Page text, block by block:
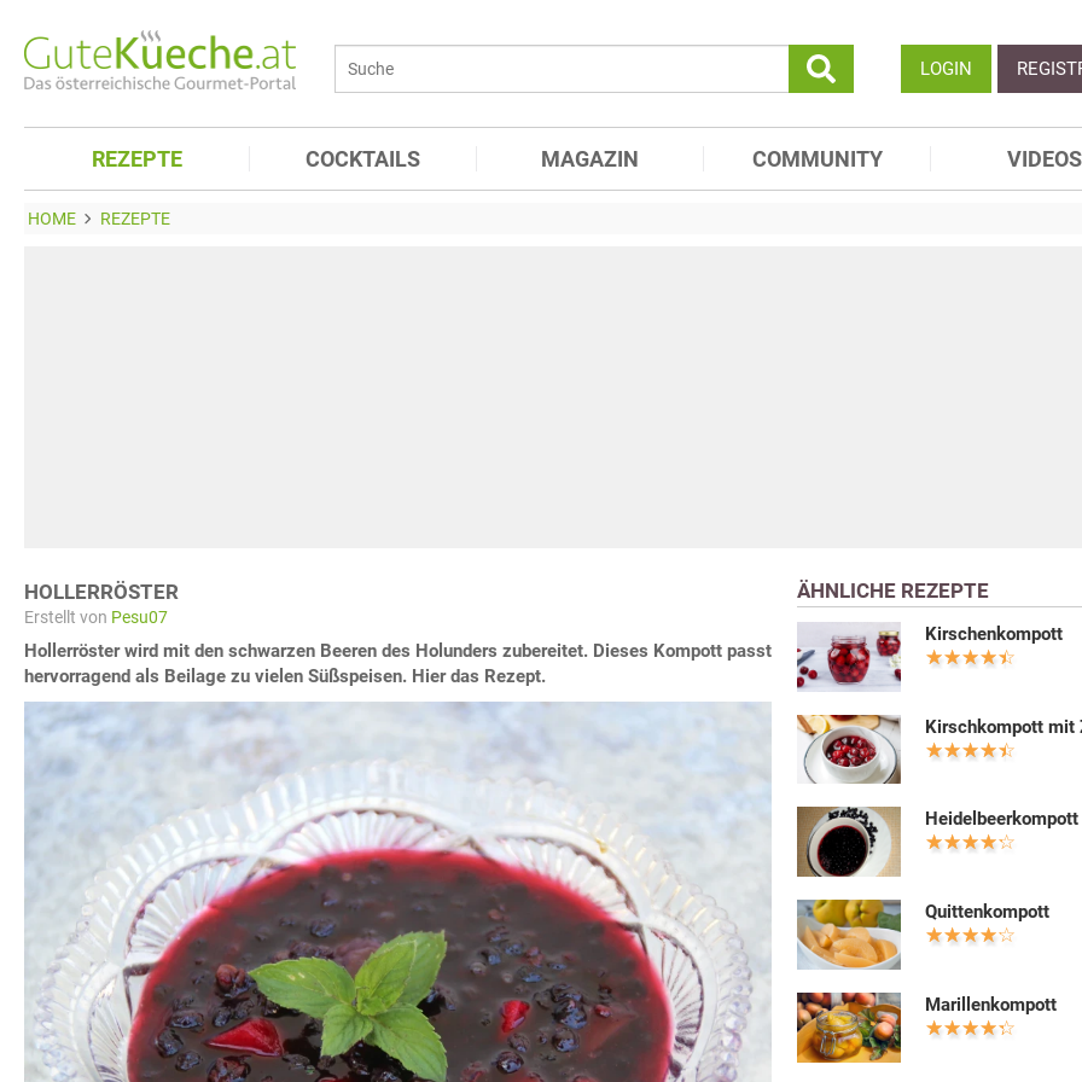
LOGIN
REZEPTE COCKTAILS MAGAZIN COMMUNITY VIDEOS
HOME REZEPTE
HOLLERRÖSTER
Erstellt von Pesu07
Hollerröster wird mit den schwarzen Beeren des Holunders zubereitet. Dieses Kompott passt
hervorragend als Beilage zu vielen Süßspeisen. Hier das Rezept.
ÄHNLICHE REZEPTE
Kirschenkompott
Kirschkompott mit
Heidelbeerkompott
Quittenkompott
Marillenkompott